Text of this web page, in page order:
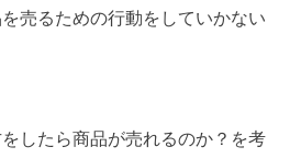
売るための行動をしていかない
したら商品が売れるのか？ を考